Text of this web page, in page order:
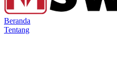
Beranda
Tentang